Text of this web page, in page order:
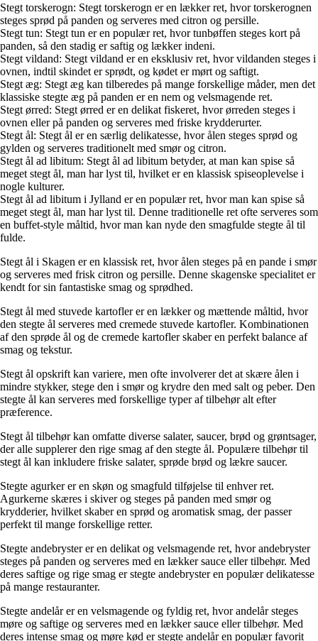
Stegt torskerogn: Stegt torskerogn er en lækker ret, hvor torskerognen
steges sprød på panden og serveres med citron og persille.
Stegt tun: Stegt tun er en populær ret, hvor tunbøffen steges kort på
panden, så den stadig er saftig og lækker indeni.
Stegt vildand: Stegt vildand er en eksklusiv ret, hvor vildanden steges i
ovnen, indtil skindet er sprødt, og kødet er mørt og saftigt.
Stegt æg: Stegt æg kan tilberedes på mange forskellige måder, men det
klassiske stegte æg på panden er en nem og velsmagende ret.
Stegt ørred: Stegt ørred er en delikat fiskeret, hvor ørreden steges i
ovnen eller på panden og serveres med friske krydderurter.
Stegt ål: Stegt ål er en særlig delikatesse, hvor ålen steges sprød og
gylden og serveres traditionelt med smør og citron.
Stegt ål ad libitum: Stegt ål ad libitum betyder, at man kan spise så
meget stegt ål, man har lyst til, hvilket er en klassisk spiseoplevelse i
nogle kulturer.
Stegt ål ad libitum i Jylland er en populær ret, hvor man kan spise så
meget stegt ål, man har lyst til. Denne traditionelle ret ofte serveres som
en buffet-style måltid, hvor man kan nyde den smagfulde stegte ål til
fulde.
Stegt ål i Skagen er en klassisk ret, hvor ålen steges på en pande i smør
og serveres med frisk citron og persille. Denne skagenske specialitet er
kendt for sin fantastiske smag og sprødhed.
Stegt ål med stuvede kartofler er en lækker og mættende måltid, hvor
den stegte ål serveres med cremede stuvede kartofler. Kombinationen
af den sprøde ål og de cremede kartofler skaber en perfekt balance af
smag og tekstur.
Stegt ål opskrift kan variere, men ofte involverer det at skære ålen i
mindre stykker, stege den i smør og krydre den med salt og peber. Den
stegte ål kan serveres med forskellige typer af tilbehør alt efter
præference.
Stegt ål tilbehør kan omfatte diverse salater, saucer, brød og grøntsager,
der alle supplerer den rige smag af den stegte ål. Populære tilbehør til
stegt ål kan inkludere friske salater, sprøde brød og lækre saucer.
Stegte agurker er en skøn og smagfuld tilføjelse til enhver ret.
Agurkerne skæres i skiver og steges på panden med smør og
krydderier, hvilket skaber en sprød og aromatisk smag, der passer
perfekt til mange forskellige retter.
Stegte andebryster er en delikat og velsmagende ret, hvor andebryster
steges på panden og serveres med en lækker sauce eller tilbehør. Med
deres saftige og rige smag er stegte andebryster en populær delikatesse
på mange restauranter.
Stegte andelår er en velsmagende og fyldig ret, hvor andelår steges
møre og saftige og serveres med en lækker sauce eller tilbehør. Med
deres intense smag og møre kød er stegte andelår en populær favorit